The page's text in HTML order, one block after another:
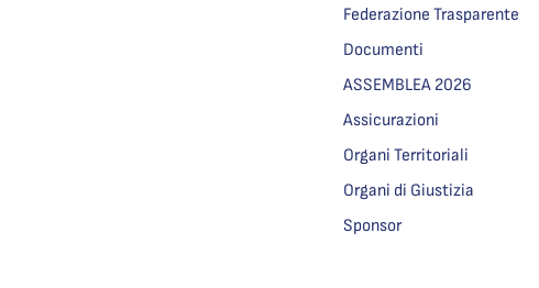
Federazione Trasparente
Documenti
ASSEMBLEA 2026
Assicurazioni
Organi Territoriali
Organi di Giustizia
Sponsor